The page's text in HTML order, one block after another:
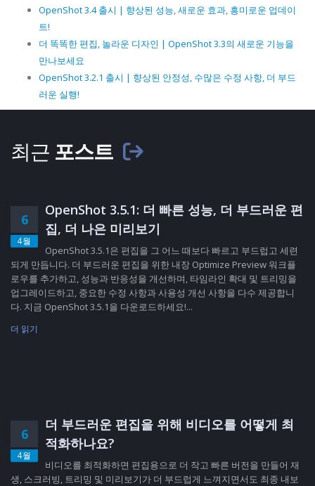
OpenShot 3.4 출시 | 향상된 성능, 새로운 효과, 흥미로운 업데이
트!
더 똑똑한 편집, 놀라운 디자인 | OpenShot 3.3의 새로운 기능을
만나보세요
OpenShot 3.2.1 출시 | 향상된 안정성, 수많은 수정 사항, 더 부드
러운 실행!
최근 포스트
6
4월
OpenShot 3.5.1: 더 빠른 성능, 더 부드러운 편
집, 더 나은 미리보기
OpenShot 3.5.1은 편집을 그 어느 때보다 빠르고 부드럽고 세련
되게 만듭니다. 더 부드러운 편집을 위한 내장 Optimize Preview 워크플
로우를 추가하고, 성능과 반응성을 개선하며, 타임라인 확대 및 트리밍을
업그레이드하고, 중요한 수정 사항과 사용성 개선 사항을 다수 제공합니
다. 지금 OpenShot 3.5.1을 다운로드하세요!...
더 읽기
6
4월
더 부드러운 편집을 위해 비디오를 어떻게 최
적화하나요?
비디오를 최적화하면 편집용으로 더 작고 빠른 버전을 만들어 재
생, 스크러빙, 트리밍 및 미리보기가 더 부드럽게 느껴지면서도 최종 내보